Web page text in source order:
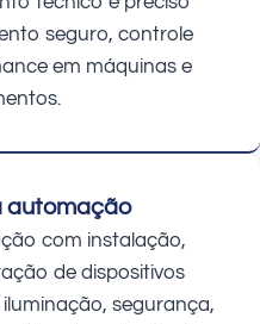
seguro, controle
em máquinas e
automação
com instalação,
de dispositivos
segurança,